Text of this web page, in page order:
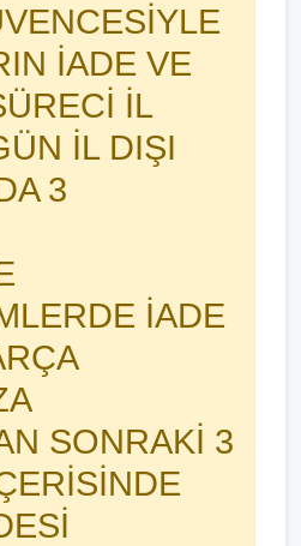
İADE VE
İL
İL DIŞI
3
İADE
SONRAKİ 3